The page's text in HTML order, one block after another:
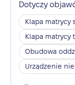
Dotyczy
Klapa matrycy
Klapa matrycy
Obudowa
Urządzenie